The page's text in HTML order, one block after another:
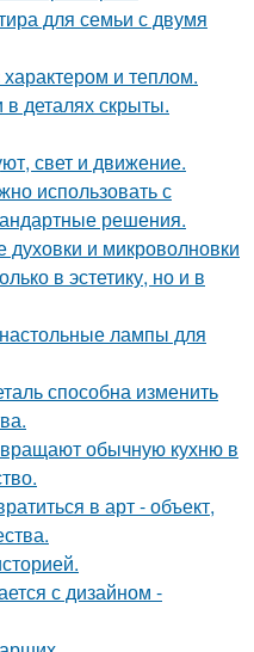
для семьи с двумя
и теплом.
деталях скрыты.
свет и движение.
использовать с
решения.
и микроволновки
в эстетику, но и в
лампы для
способна изменить
обычную кухню в
в арт - объект,
с дизайном -